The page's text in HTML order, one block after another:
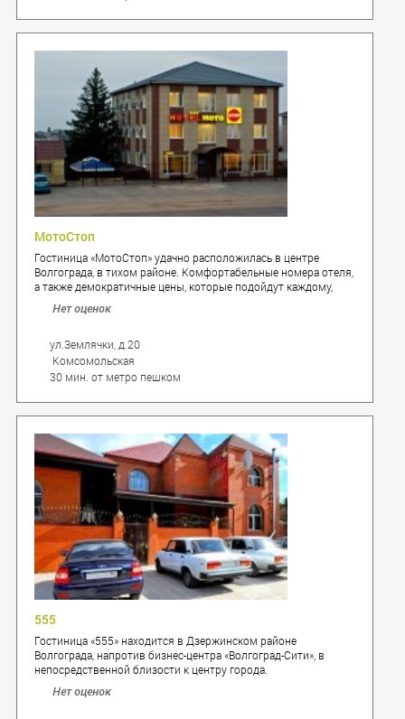
МотоСтоп
Гостиница «МотоСтоп» удачно расположилась в центре
Волгограда, в тихом районе. Комфортабельные номера отеля,
а также демократичные цены, которые подойдут каждому,
персонала — визитная карточка гостиницы «МотоСтоп».
время в компании друзей в сауне.
Нет оценок
ул.Землячки, д.20
Комсомольская
30 мин. от метро пешком
555
Гостиница «555» находится в Дзержинском районе
Волгограда, напротив бизнес-центра «Волгоград-Сити», в
непосредственной близости к центру города.
Нет оценок